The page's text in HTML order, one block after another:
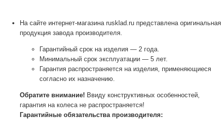
На сайте интернет-магазина rusklad.ru представлена оригинальная
продукция завода производителя.
Гарантийный срок на изделия — 2 года.
Минимальный срок эксплуатации — 5 лет.
Гарантия распространяется на изделия, применяющиеся
согласно их назначению.
Обратите внимание! Ввиду конструктивных особенностей,
гарантия на колеса не распространяется!
Гарантийные обязательства производителя: